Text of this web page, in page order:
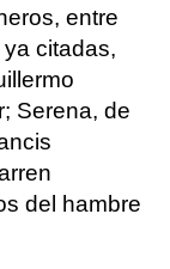
entre
citadas,
Serena, de
del hambre